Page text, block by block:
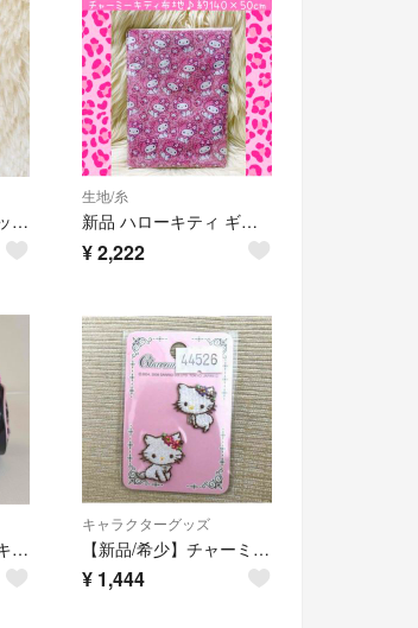
チャーミーキティ ワッペン サンリオ 平成レトロ 2005年 当時物
生地/糸
新品 ハローキティ ギャルクマ チャーミーキティ 布地 はぎれ 布 レオパード
¥2,222
サンリオ チャーミーキティ エナメル 豹柄ポーチ 2005年 レトロ
キャラクターグッズ
【新品/希少】チャーミーキティ 刺繍ワッペン 新品未使用品
¥ 1,444